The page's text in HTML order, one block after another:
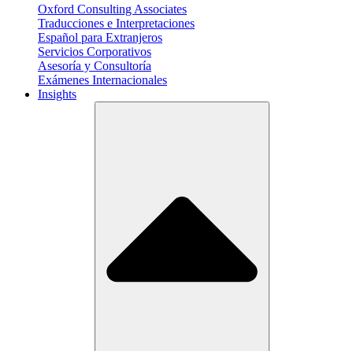
Oxford Consulting Associates
Traducciones e Interpretaciones
Español para Extranjeros
Servicios Corporativos
Asesoría y Consultoría
Exámenes Internacionales
Insights